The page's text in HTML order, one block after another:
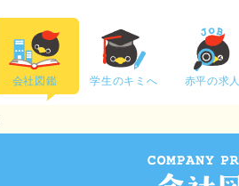
会社図鑑 学生のキミへ 赤平の求人